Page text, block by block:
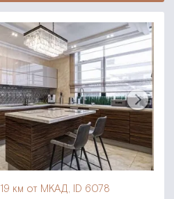
19 км от МКАД, ID 6078